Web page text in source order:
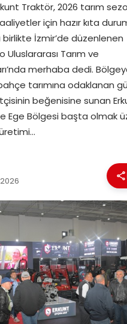
Traktör, 2026 tarım
için hazır kıta
İzmir’de düzenlenen
Uluslararası Tarım ve
merhaba dedi.
tarımına odaklanan
beğenisine sunan
Ege Bölgesi başta olmak